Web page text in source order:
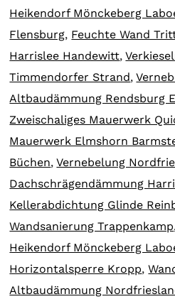
Heikendorf Mönckeberg
Flensburg, Feuchte Wand
Harrislee Handewitt,
Timmendorfer Strand,
Altbaudämmung Rendsburg
Zweischaliges Mauerwerk
Mauerwerk Elmshorn
Büchen,Vernebelung
Dachschrägendämmung
Kellerabdichtung Glinde
Wandsanierung Trappenkamp,
Heikendorf Mönckeberg
Horizontalsperre Kropp,
Altbaudämmung